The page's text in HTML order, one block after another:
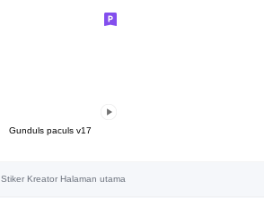
Gunduls paculs v17
Stiker Kreator Halaman utama